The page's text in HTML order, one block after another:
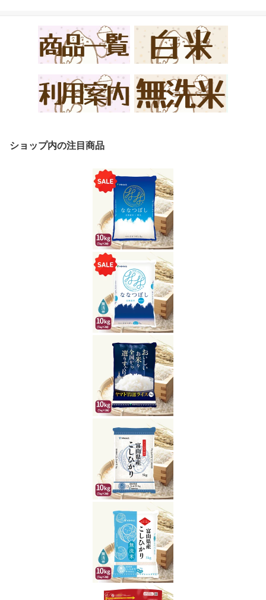
ショップ内の注目商品